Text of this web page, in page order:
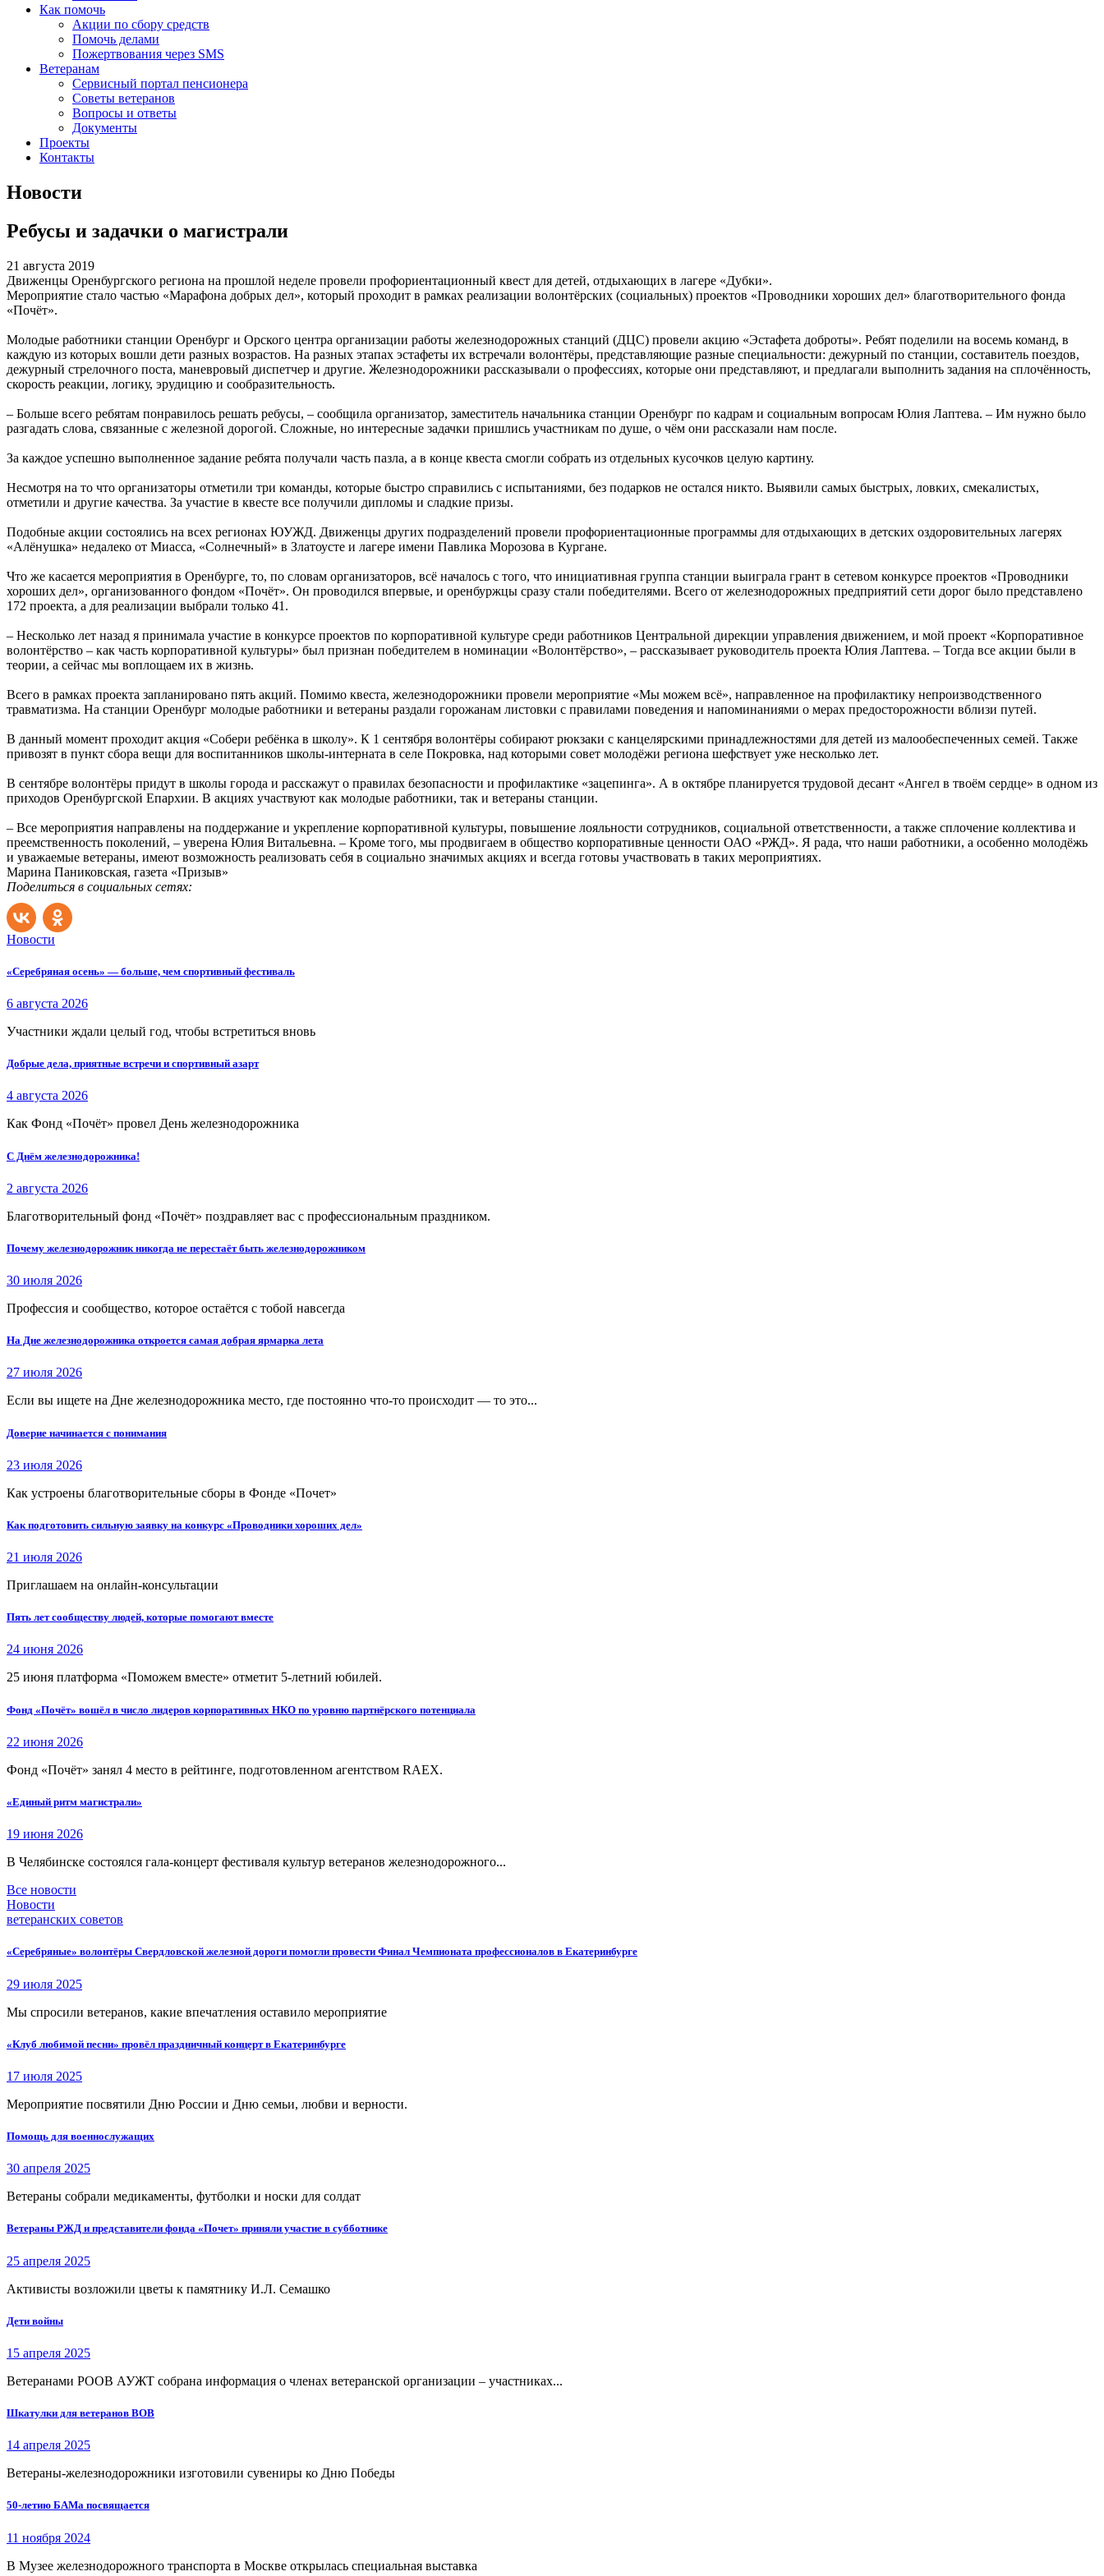
Как помочь
Акции по сбору средств
Помочь делами
Пожертвования через SMS
Ветеранам
Сервисный портал пенсионера
Советы ветеранов
Вопросы и ответы
Документы
Проекты
Контакты
Новости
Ребусы и задачки о магистрали
21 августа 2019
Движенцы Оренбургского региона на прошлой неделе провели профориентационный квест для детей, отдыхающих в лагере «Дубки».
Мероприятие стало частью «Марафона добрых дел», который проходит в рамках реализации волонтёрских (социальных) проектов «Проводники хороших дел» благотворительного фонда
«Почёт».
Молодые работники станции Оренбург и Орского центра организации работы железнодорожных станций (ДЦС) провели акцию «Эстафета доброты». Ребят поделили на восемь команд, в
каждую из которых вошли дети разных возрастов. На разных этапах эстафеты их встречали волонтёры, представляющие разные специальности: дежурный по станции, составитель поездов,
дежурный стрелочного поста, маневровый диспетчер и другие. Железнодорожники рассказывали о профессиях, которые они представляют, и предлагали выполнить задания на сплочённость,
скорость реакции, логику, эрудицию и сообразительность.
– Больше всего ребятам понравилось решать ребусы, – сообщила организатор, заместитель начальника станции Оренбург по кадрам и социальным вопросам Юлия Лаптева. – Им нужно было
разгадать слова, связанные с железной дорогой. Сложные, но интересные задачки пришлись участникам по душе, о чём они рассказали нам после.
За каждое успешно выполненное задание ребята получали часть пазла, а в конце квеста смогли собрать из от­дельных кусочков целую картину.
Несмотря на то что организаторы отметили три команды, которые быстро справились с испытаниями, без подарков не остался никто. Выявили самых быстрых, ловких, смекалистых,
отметили­ и другие ка­чества. За участие в квесте все получили дипломы и сладкие призы.
Подобные акции состоялись на всех регионах ЮУЖД. Движенцы других подразделений провели профориентационные программы для отдыхающих в детских оздоровительных лагерях
«Алёнушка» недалеко от Миасса, «Солнечный» в Златоусте и лагере имени Павлика Морозова в Кургане.
Что же касается мероприятия в Оренбурге, то, по словам организаторов, всё началось с того, что инициативная группа станции выиграла грант в сетевом конкурсе проектов «Проводники
хороших дел», организованного фондом «Почёт». Он проводился впервые, и оренбуржцы сразу стали победителями. Всего от железнодорожных предприятий сети дорог было представлено
172 проекта, а для реализации выбрали только 41.
– Несколько лет назад я принимала участие в конкурсе проектов по корпоративной культуре среди работников Центральной дирекции управления движением, и мой проект «Корпоративное
волонтёрство – как часть корпоративной культуры» был признан победителем в номинации «Волонтёрство», – рассказывает руководитель проекта Юлия Лаптева. – Тогда все акции были в
теории, а сейчас мы воплощаем их в жизнь.
Всего в рамках проекта запланировано пять акций. Помимо квеста, железнодорожники провели мероприятие «Мы можем всё», направленное на профилактику непроизводст­венного
травматизма. На станции Оренбург молодые работники и ветераны раздали горожанам листовки с правилами поведения и напоминаниями о мерах предосторожности вблизи путей.
В данный момент проходит акция «Собери ребёнка в школу». К 1 сентября волонтёры собирают рюкзаки с канцелярскими принадлежностями для детей из малообеспеченных семей. Также
привозят в пункт сбора вещи для воспитанников школы-интерната в селе Покровка, над которыми совет молодёжи региона шефствует уже несколько лет.
В сентябре волонтёры придут в школы города и расскажут о правилах безопасности и профилактике «зацепинга». А в октябре планируется трудовой десант «Ангел в твоём сердце» в одном из
приходов Оренбургской Епархии. В акциях участвуют как молодые работники, так и ветераны станции.
– Все мероприятия направлены на поддер­жание и укрепление корпоративной культуры, повышение лояльности сотрудников, социальной ответственности, а также сплочение коллектива и
преемственность поколений, – уверена Юлия Витальевна. – Кроме того, мы продвигаем в общество корпоративные ценности ОАО «РЖД». Я рада, что наши работники, а особенно молодёжь
и уважаемые ветераны, имеют возможность реализовать себя в социально значимых акциях и всегда готовы участвовать в таких мероприятиях.
Марина Паниковская, газета «Призыв»
Поделиться в социальных сетях:
Новости
«Серебряная осень» — больше, чем спортивный фестиваль
6 августа 2026
Участники ждали целый год, чтобы встретиться вновь
Добрые дела, приятные встречи и спортивный азарт
4 августа 2026
Как Фонд «Почёт» провел День железнодорожника
С Днём железнодорожника!
2 августа 2026
Благотворительный фонд «Почёт» поздравляет вас с профессиональным праздником.
Почему железнодорожник никогда не перестаёт быть железнодорожником
30 июля 2026
Профессия и сообщество, которое остаётся с тобой навсегда
На Дне железнодорожника откроется самая добрая ярмарка лета
27 июля 2026
Если вы ищете на Дне железнодорожника место, где постоянно что-то происходит — то это...
Доверие начинается с понимания
23 июля 2026
Как устроены благотворительные сборы в Фонде «Почет»
Как подготовить сильную заявку на конкурс «Проводники хороших дел»
21 июля 2026
Приглашаем на онлайн-консультации
Пять лет сообществу людей, которые помогают вместе
24 июня 2026
25 июня платформа «Поможем вместе» отметит 5-летний юбилей.
Фонд «Почёт» вошёл в число лидеров корпоративных НКО по уровню партнёрского потенциала
22 июня 2026
Фонд «Почёт» занял 4 место в рейтинге, подготовленном агентством RAEX.
«Единый ритм магистрали»
19 июня 2026
В Челябинске состоялся гала-концерт фестиваля культур ветеранов железнодорожного...
Все новости
Новости
ветеранских советов
«Серебряные» волонтёры Свердловской железной дороги помогли провести Финал Чемпионата профессионалов в Екатеринбурге
29 июля 2025
Мы спросили ветеранов, какие впечатления оставило мероприятие
«Клуб любимой песни» провёл праздничный концерт в Екатеринбурге
17 июля 2025
Мероприятие посвятили Дню России и Дню семьи, любви и верности.
Помощь для военнослужащих
30 апреля 2025
Ветераны собрали медикаменты, футболки и носки для солдат
Ветераны РЖД и представители фонда «Почет» приняли участие в субботнике
25 апреля 2025
Активисты возложили цветы к памятнику И.Л. Семашко
Дети войны
15 апреля 2025
Ветеранами РООВ АУЖТ собрана информация о членах ветеранской организации – участниках...
Шкатулки для ветеранов ВОВ
14 апреля 2025
Ветераны-железнодорожники изготовили сувениры ко Дню Победы
50-летию БАМа посвящается
11 ноября 2024
В Музее железнодорожного транспорта в Москве открылась специальная выставка